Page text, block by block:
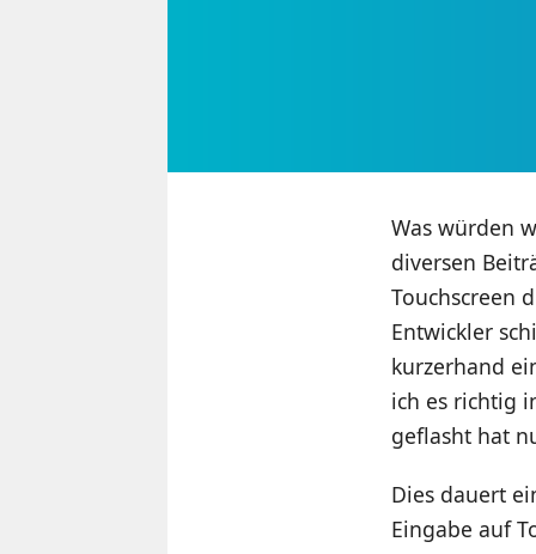
Was würden
diversen
Touchscreen
Entwickler
kurzerhand
ich es richtig
geflasht hat
Dies dauert
Eingabe auf